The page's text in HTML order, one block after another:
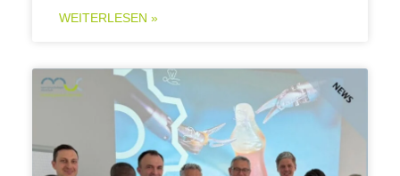
WEITERLESEN »